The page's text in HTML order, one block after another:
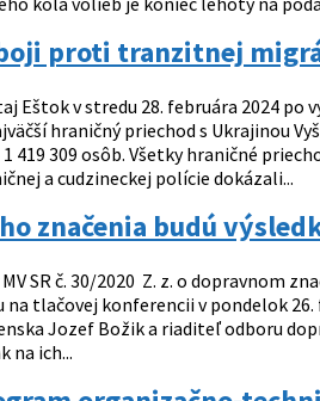
proti tranzitnej
Eštok v stredu 28. februára 2024
hraničný priechod s Ukrajinou
419 309 osôb. Všetky hraničné
a cudzineckej polície dokázali...
značenia budú
SR č. 30/2020 Z. z. o dopravnom
na tlačovej konferencii v pondelok
Jozef Božik a riaditeľ odboru
na ich...